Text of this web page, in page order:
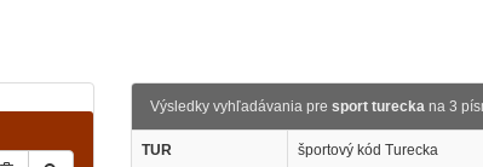
Výsledky vyhľadávania pre sport tureckana 3
TUR športový kód Turecka